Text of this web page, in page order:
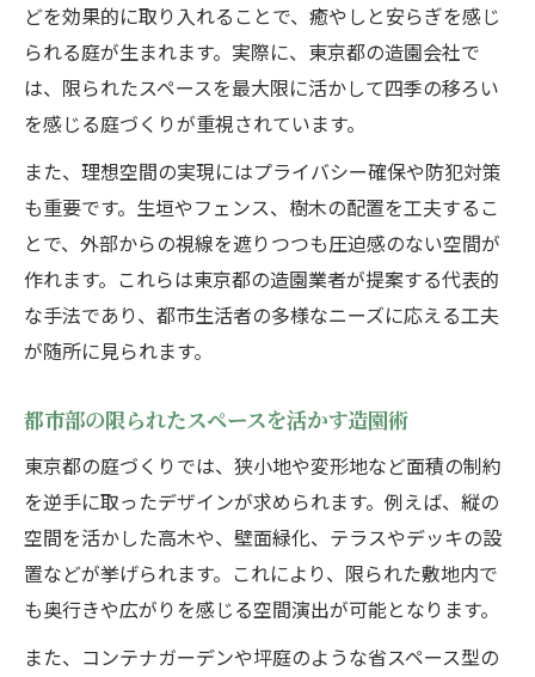
プロ目線で選ぶ東京都の造園パートナー
東京都で信頼できる造園会社の見極め方
プロが教える造園業者選びの重要ポイント
造園会社ランキングを東京都で活用するコ
ツ
大手から地域密着まで東京都の造園業者比
較
造園プラン提案力が高い東京都の会社とは
庭に個性を宿す東京都での造園の工夫
造園で叶うオリジナル庭づくりのコツ
東京都の造園業者が提案する個性的な庭空
間
造園技術で表現する東京都ならではの庭
趣味を活かす東京都の造園アイデア集
満足度を高める造園依頼時の要点とは
東京都で造園を依頼する際の重要ポイント
どを効果的に取り入れることで、癒やしと安らぎを感じ
られる庭が生まれます。実際に、東京都の造園会社で
は、限られたスペースを最大限に活かして四季の移ろい
を感じる庭づくりが重視されています。
また、理想空間の実現にはプライバシー確保や防犯対策
も重要です。生垣やフェンス、樹木の配置を工夫するこ
とで、外部からの視線を遮りつつも圧迫感のない空間が
作れます。これらは東京都の造園業者が提案する代表的
な手法であり、都市生活者の多様なニーズに応える工夫
が随所に見られます。
都市部の限られたスペースを活かす造園術
東京都の庭づくりでは、狭小地や変形地など面積の制約
を逆手に取ったデザインが求められます。例えば、縦の
空間を活かした高木や、壁面緑化、テラスやデッキの設
置などが挙げられます。これにより、限られた敷地内で
も奥行きや広がりを感じる空間演出が可能となります。
また、コンテナガーデンや坪庭のような省スペース型の